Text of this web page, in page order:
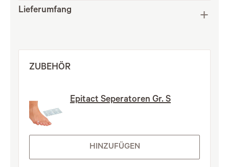
Lieferumfang
ZUBEHÖR
Epitact Seperatoren Gr. S
HINZUFÜGEN